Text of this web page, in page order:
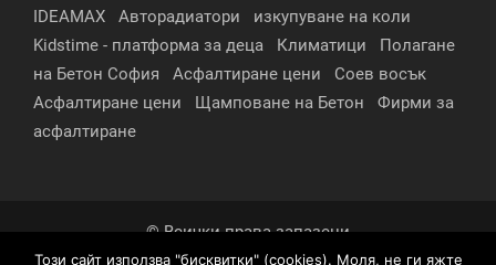
IDEAMAX
Авторадиатори
изкупуване на коли
Kidstime - платформа за деца
Климатици
Полагане
на Бетон София
Асфалтиране цени
Соев восък
Асфалтиране цени
Щамповане на Бетон
Фирми за
асфалтиране
© Всички права запазени
Този сайт използва "бисквитки" (cookies). Моля, не ги яжте